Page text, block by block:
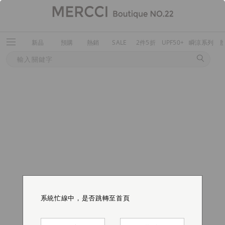
新品 預購 熱銷 SALE 2件5折 UPF50+ 瞬涼系列
系統忙線中，是否跳轉至首頁
系統忙線中，是否跳轉至首頁
系統忙線中，是否跳轉至首頁
系統忙線中，是否跳轉至首頁
系統忙線中，是否跳轉至首頁